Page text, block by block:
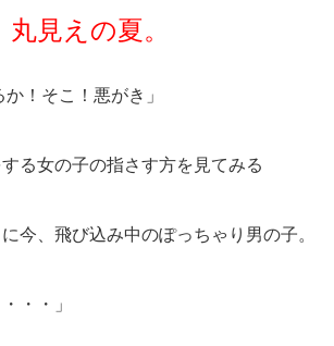
丸見えの夏。
か！そこ！悪がき」
る女の子の指さす方を見てみる
今、飛び込み中のぽっちゃり男の子。
・・」